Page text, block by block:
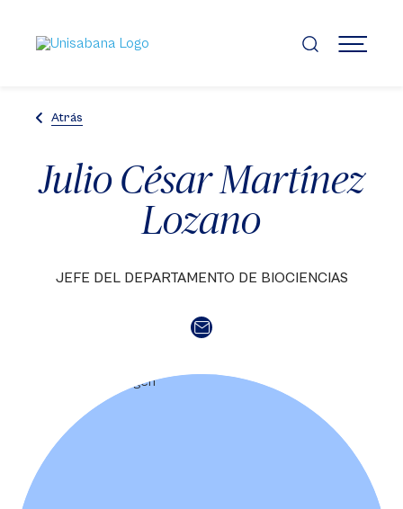
contenido
principal
MENÚ
Atrás
Julio César Martínez
Lozano
JEFE DEL DEPARTAMENTO DE BIOCIENCIAS